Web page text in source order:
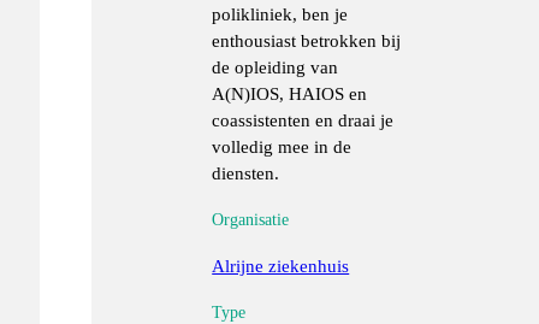
polikliniek, ben je
enthousiast betrokken bij
de opleiding van
A(N)IOS, HAIOS en
coassistenten en draai je
volledig mee in de
diensten.
Organisatie
Alrijne ziekenhuis
Type